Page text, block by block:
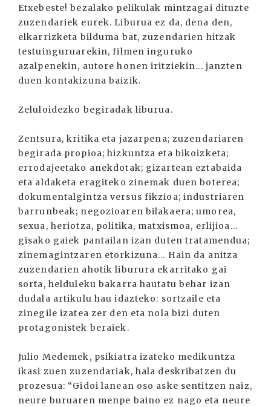
Etxebeste! bezalako pelikulak mintzagai dituzte
zuzendariek eurek. Liburua ez da, dena den,
elkarrizketa bilduma bat, zuzendarien hitzak
testuinguruarekin, filmen inguruko
azalpenekin, autore honen iritziekin... janzten
duen kontakizuna baizik.
Zeluloidezko begiradak liburua.
Zentsura, kritika eta jazarpena; zuzendariaren
begirada propioa; hizkuntza eta bikoizketa;
errodajeetako anekdotak; gizartean eztabaida
eta aldaketa eragiteko zinemak duen boterea;
dokumentalgintza versus fikzioa; industriaren
barrunbeak; negozioaren bilakaera; umorea,
sexua, heriotza, politika, matxismoa, erlijioa...
gisako gaiek pantailan izan duten tratamendua;
zinemagintzaren etorkizuna... Hain da anitza
zuzendarien ahotik liburura ekarritako gai
sorta, helduleku bakarra hautatu behar izan
dudala artikulu hau idazteko: sortzaile eta
zinegile izatea zer den eta nola bizi duten
protagonistek beraiek.
Julio Medemek, psikiatra izateko medikuntza
ikasi zuen zuzendariak, hala deskribatzen du
prozesua: “Gidoi lanean oso aske sentitzen naiz,
neure buruaren menpe baino ez nago eta neure